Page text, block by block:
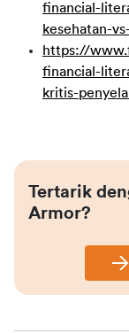
financial-
kesehatan-
https://
financial-
kritis-
Tertarik
Armor?